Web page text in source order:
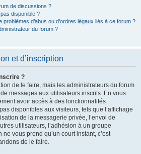
de discussions ?
disponible ?
d’abus ou d’ordres légaux liés à ce forum ?
du forum ?
et d’inscription
?
de le faire, mais les administrateurs du forum
messages aux utilisateurs inscrits. En vous
avoir accès à des fonctionnalités
disponibles aux visiteurs, tels que l’affichage
de la messagerie privée, l’envoi de
utilisateurs, l’adhésion à un groupe
ne vous prend qu’un court instant, c’est
de le faire.